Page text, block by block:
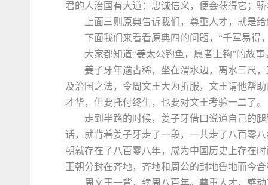
君的人治国有大道：忠诚信义，便会获得它；
上面三则原典告诉我们，尊重人才，就是
下面我们来看看原典四的问题，“千军易得
大家都知道“姜太公钓鱼，愿者上钩”的故事
姜子牙年逾古稀，坐在渭水边，离水三尺
及治国之法，令周文王大为折服，文王请他帮
才华，但要托付终生，也要对文王考验一二了。
走到半路的时候，姜子牙借口说道自己的
话，就背着姜子牙走了一段，一共走了八百零
朝就存在了八百零八年，成为中国历史上存在
王朝分封在齐地，齐地和周公的封地鲁地而今
周文王一背，续周八百年。尊重人才，感